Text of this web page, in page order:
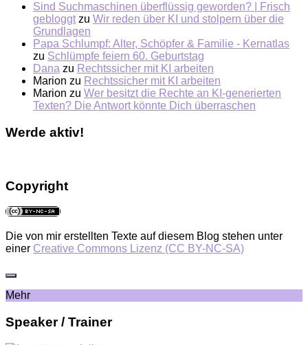
Sind Suchmaschinen überflüssig geworden? | Frisch
gebloggtzu Wir reden über KI und stolpern über die
Grundlagen
Papa Schlumpf: Alter, Schöpfer & Familie - Kernatlas
zu Schlümpfe feiern 60. Geburtstag
Dana zu Rechtssicher mit KI arbeiten
Marion zu Rechtssicher mit KI arbeiten
Marion zu Wer besitzt die Rechte an KI-generierten
Texten? Die Antwort könnte Dich überraschen
Werde aktiv!
Copyright
Die von mir erstellten Texte auf diesem Blog stehen unter
einer Creative Commons Lizenz (CC BY-NC-SA)
Mehr
Speaker / Trainer